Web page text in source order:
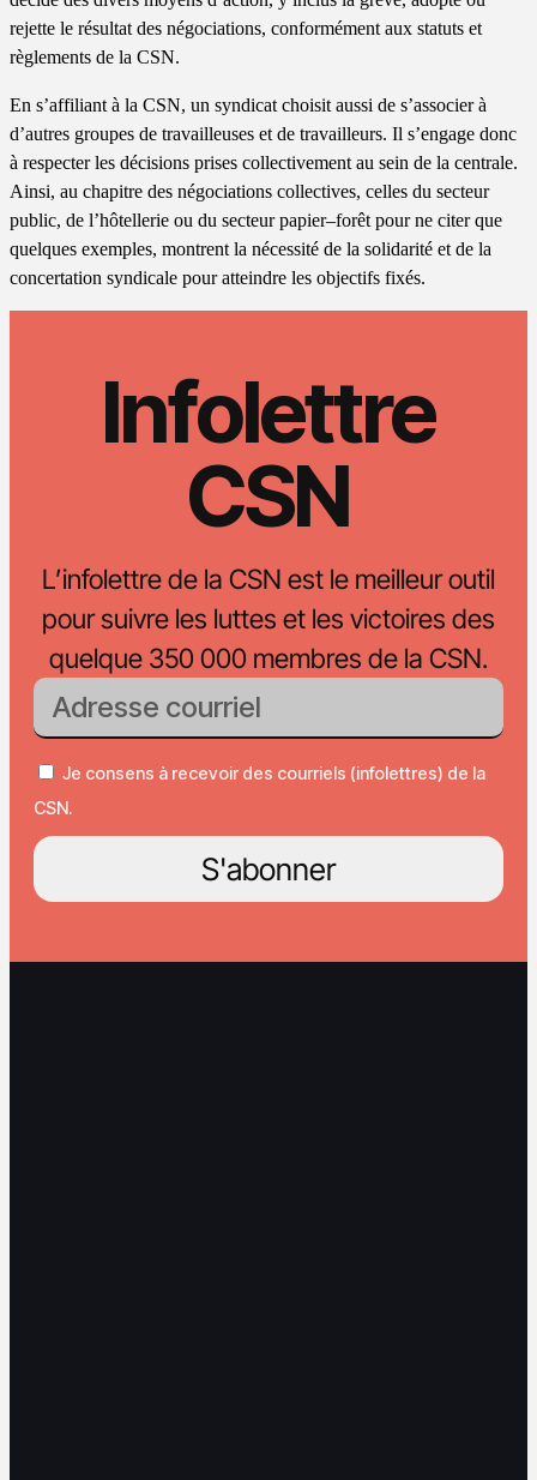
rejette le résultat des négociations, conformément aux statuts et
règlements de la CSN.
En s’affiliant à la CSN, un syndicat choisit aussi de s’associer à
d’autres groupes de travailleuses et de travailleurs. Il s’engage donc
à respecter les décisions prises collectivement au sein de la centrale.
Ainsi, au chapitre des négociations collectives, celles du secteur
public, de l’hôtellerie ou du secteur papier–forêt pour ne citer que
quelques exemples, montrent la nécessité de la solidarité et de la
concertation syndicale pour atteindre les objectifs fixés.
Infolettre
CSN
L’infolettre de la CSN est le meilleur outil
pour suivre les luttes et les victoires des
quelque 350 000 membres de la CSN.
Je consens à recevoir des courriels (infolettres) de la
CSN.
S'abonner